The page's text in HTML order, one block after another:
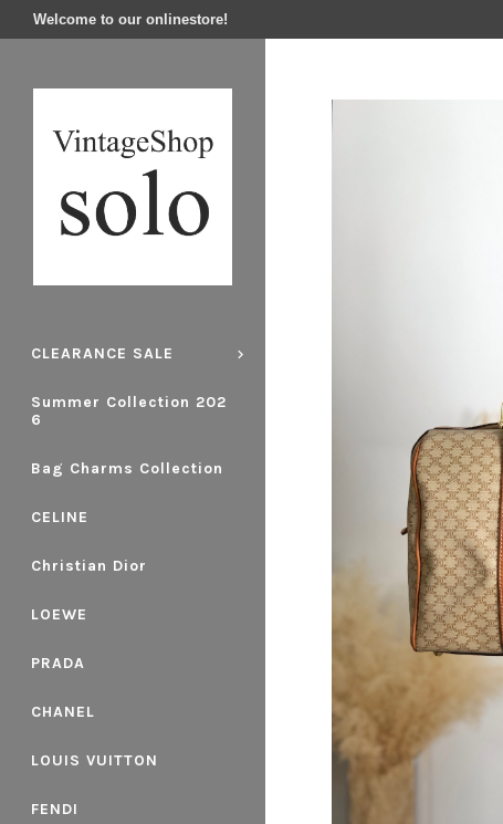
Welcome to our onlinestore!
CLEARANCE SALE
Summer Collection 202
6
Bag Charms Collection
CELINE
Christian Dior
LOEWE
PRADA
CHANEL
LOUIS VUITTON
FENDI